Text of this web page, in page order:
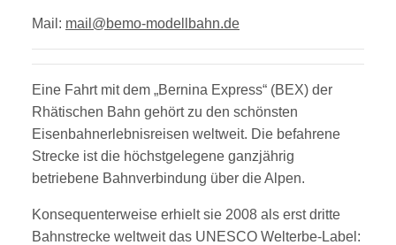
Mail: mail@bemo-modellbahn.de
Eine Fahrt mit dem „Bernina Express“ (BEX) der
Rhätischen Bahn gehört zu den schönsten
Eisenbahnerlebnisreisen weltweit. Die befahrene
Strecke ist die höchstgelegene ganzjährig
betriebene Bahnverbindung über die Alpen.
Konsequenterweise erhielt sie 2008 als erstdritte
Bahnstrecke weltweit das UNESCO Welterbe-Label: